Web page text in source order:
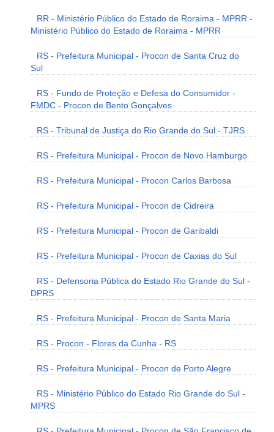
RR - Ministério Público do Estado de Roraima - MPRR -
Ministério Público do Estado de Roraima - MPRR
RS - Prefeitura Municipal - Procon de Santa Cruz do
Sul
RS - Fundo de Proteção e Defesa do Consumidor -
FMDC - Procon de Bento Gonçalves
RS - Tribunal de Justiça do Rio Grande do Sul - TJRS
RS - Prefeitura Municipal - Procon de Novo Hamburgo
RS - Prefeitura Municipal - Procon Carlos Barbosa
RS - Prefeitura Municipal - Procon de Cidreira
RS - Prefeitura Municipal - Procon de Garibaldi
RS - Prefeitura Municipal - Procon de Caxias do Sul
RS - Defensoria Pública do Estado Rio Grande do Sul -
DPRS
RS - Prefeitura Municipal - Procon de Santa Maria
RS - Procon - Flores da Cunha - RS
RS - Prefeitura Municipal - Procon de Porto Alegre
RS - Ministério Público do Estado Rio Grande do Sul -
MPRS